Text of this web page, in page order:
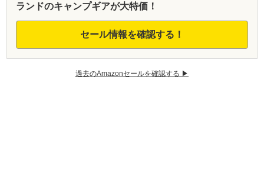
ランドのキャンプギアが大特価！
セール情報を確認する！
過去のAmazonセールを確認する ▶︎